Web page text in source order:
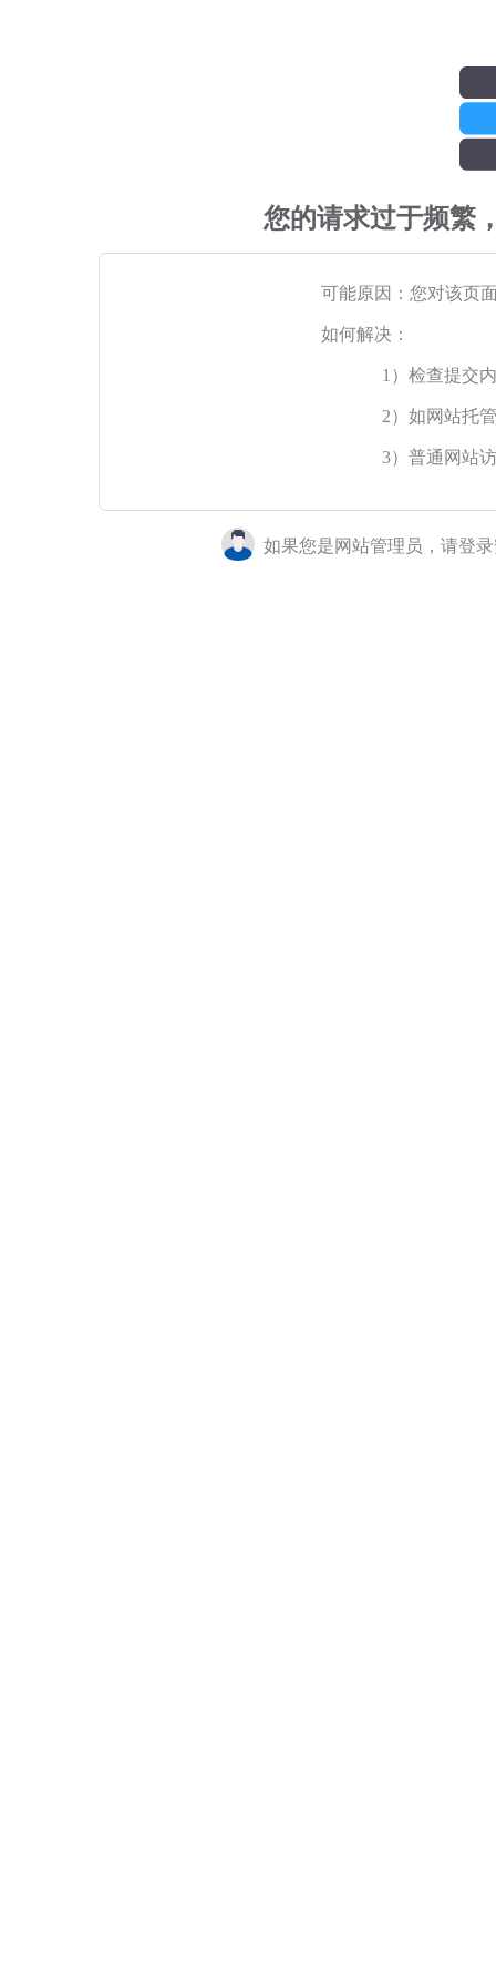
您的请求过于频繁
可能原因：您对该页
如何解决：
1）检查提交
2）如网站托
3）普通网站
如果您是网站管理员，请登